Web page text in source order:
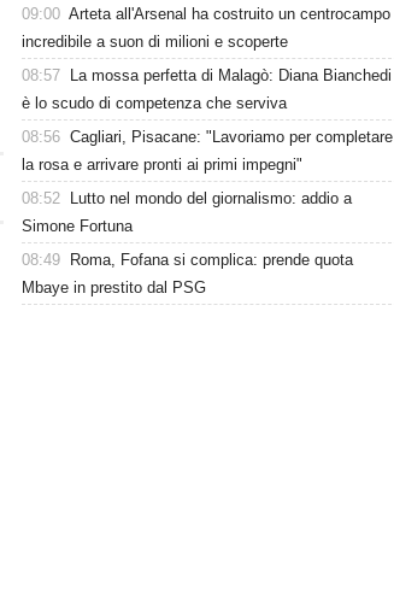
09:00 Arteta all'Arsenal ha costruito un centrocampo
incredibile a suon di milioni e scoperte
08:57
La mossa perfetta di Malagò: Diana Bianchedi
è lo scudo di competenza che serviva
08:56 Cagliari, Pisacane: "Lavoriamo per completare
la rosa e arrivare pronti ai primi impegni"
08:52
Lutto nel mondo del giornalismo: addio a
Simone Fortuna
08:49
Roma, Fofana si complica: prende quota
Mbaye in prestito dal PSG